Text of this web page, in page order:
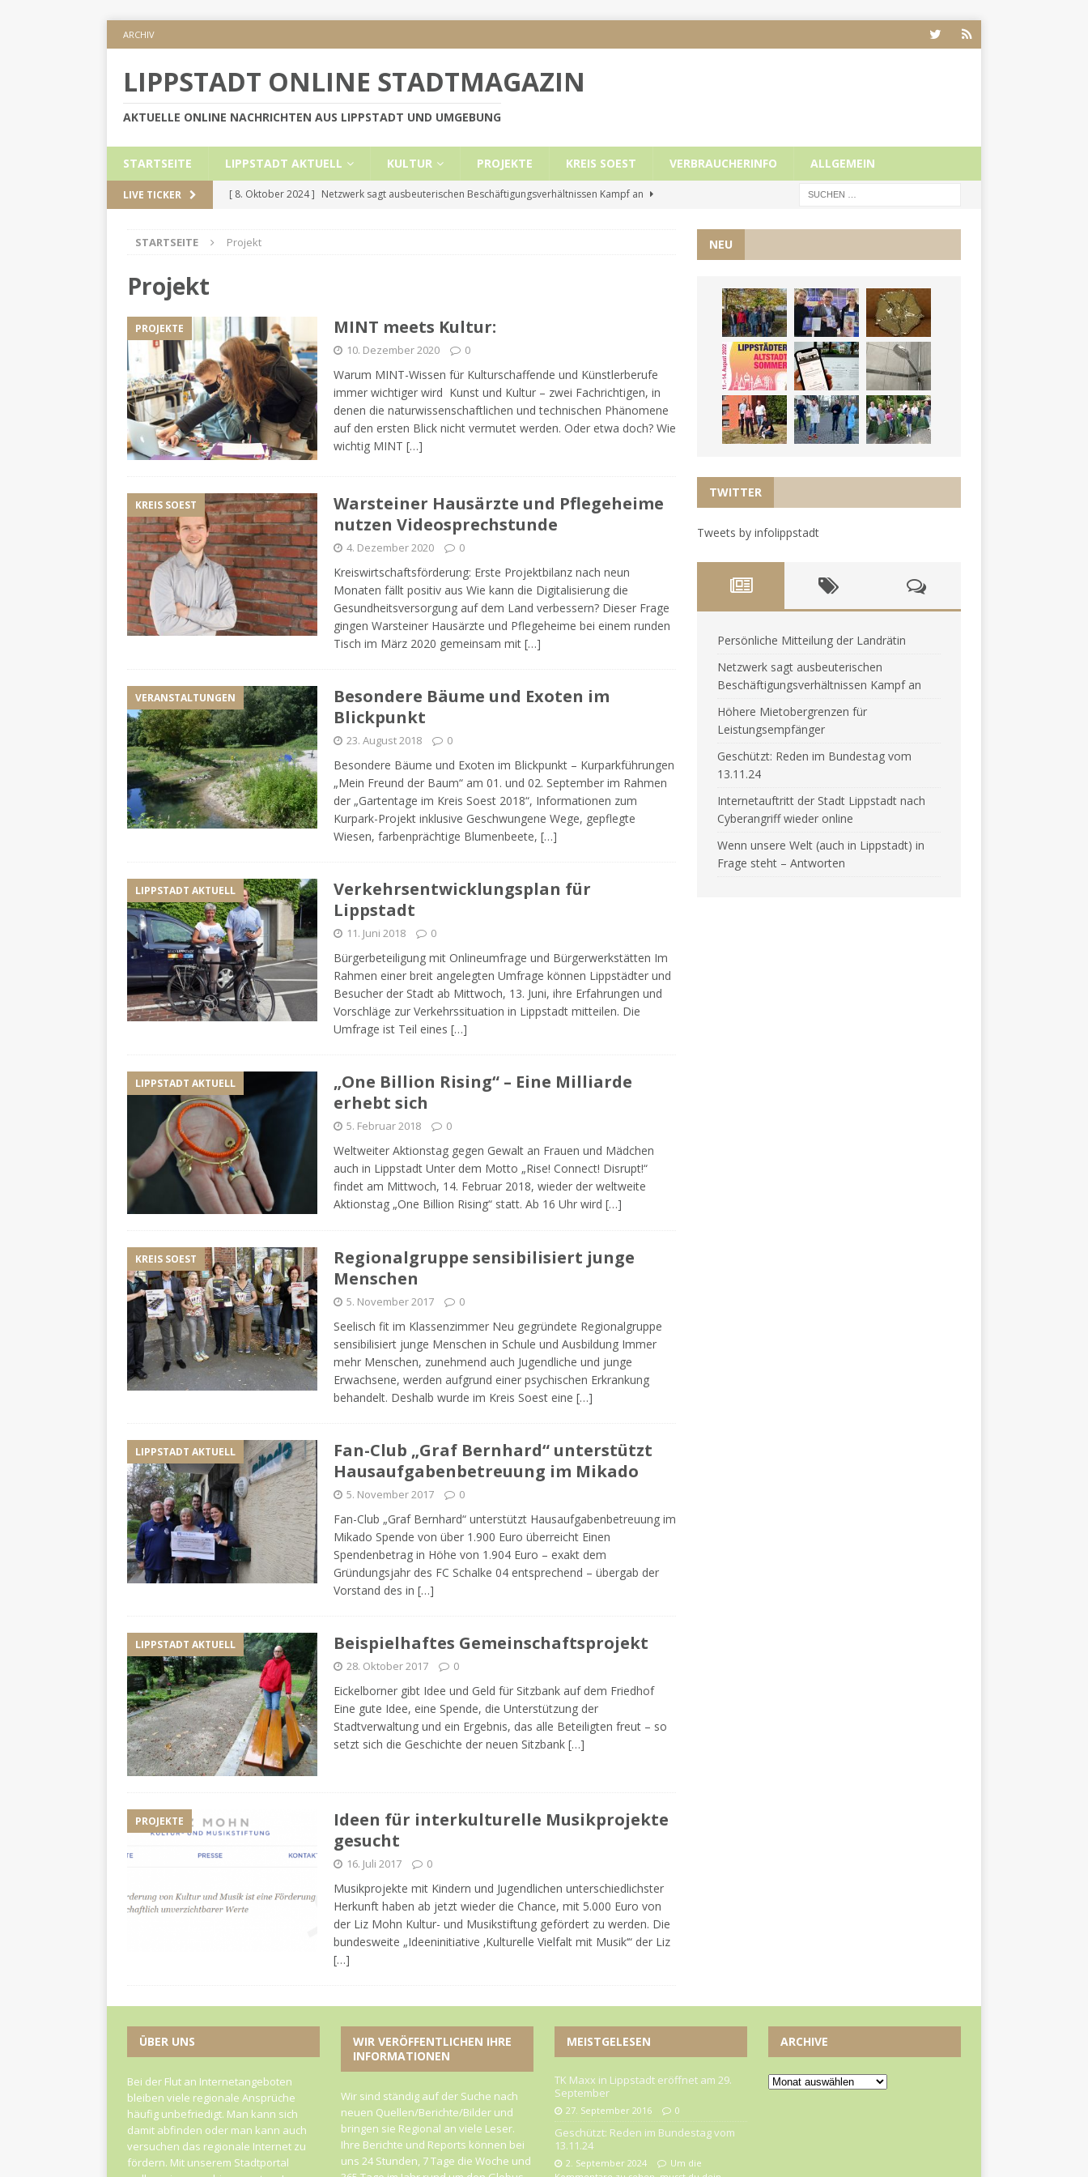
ARCHIV
LIPPSTADT ONLINE STADTMAGAZIN
AKTUELLE ONLINE NACHRICHTEN AUS LIPPSTADT UND UMGEBUNG
STARTSEITE LIPPSTADT AKTUELL KULTUR PROJEKTE KREIS SOEST VERBRAUCHERINFO ALLGEMEIN
LIVE TICKER [ 8. Oktober 2024 ] Netzwerk sagt ausbeuterischen Beschäftigungsverhältnissen Kampf an
[ 5. September 2024 ]
LIPPSTADT AKTUELL
[ 1. November 2024 ]
Persönliche Mitteilung der Landrätin
STARTSEITE Projekt
Projekt
PROJEKTE MINT meets Kultur:
10. Dezember 2020 0
Warum MINT-Wissen für Kulturschaffende und Künstlerberufe
immer wichtiger wird Kunst und Kultur – zwei Fachrichtigen, in
denen die naturwissenschaftlichen und technischen Phänomene
auf den ersten Blick nicht vermutet werden. Oder etwa doch? Wie
wichtig MINT […]
KREIS SOEST
Warsteiner Hausärzte und Pflegeheime
nutzen Videosprechstunde
4. Dezember 2020 0
Kreiswirtschaftsförderung: Erste Projektbilanz nach neun
Monaten fällt positiv aus Wie kann die Digitalisierung die
Gesundheitsversorgung auf dem Land verbessern? Dieser Frage
gingen Warsteiner Hausärzte und Pflegeheime bei einem runden
Tisch im März 2020 gemeinsam mit […]
VERANSTALTUNGEN
Besondere Bäume und Exoten im
Blickpunkt
23. August 2018 0
Besondere Bäume und Exoten im Blickpunkt – Kurparkführungen
„Mein Freund der Baum“ am 01. und 02. September im Rahmen
der „Gartentage im Kreis Soest 2018“, Informationen zum
Kurpark-Projekt inklusive Geschwungene Wege, gepflegte
Wiesen, farbenprächtige Blumenbeete, […]
LIPPSTADT AKTUELL
Verkehrsentwicklungsplan für
Lippstadt
11. Juni 2018 0
Bürgerbeteiligung mit Onlineumfrage und Bürgerwerkstätten Im
Rahmen einer breit angelegten Umfrage können Lippstädter und
Besucher der Stadt ab Mittwoch, 13. Juni, ihre Erfahrungen und
Vorschläge zur Verkehrssituation in Lippstadt mitteilen. Die
Umfrage ist Teil eines […]
LIPPSTADT AKTUELL
„One Billion Rising“ – Eine Milliarde
erhebt sich
5. Februar 2018 0
Weltweiter Aktionstag gegen Gewalt an Frauen und Mädchen
auch in Lippstadt Unter dem Motto „Rise! Connect! Disrupt!“
findet am Mittwoch, 14. Februar 2018, wieder der weltweite
Aktionstag „One Billion Rising“ statt. Ab 16 Uhr wird […]
KREIS SOEST
Regionalgruppe sensibilisiert junge
Menschen
5. November 2017 0
Seelisch fit im Klassenzimmer Neu gegründete Regionalgruppe
sensibilisiert junge Menschen in Schule und Ausbildung Immer
mehr Menschen, zunehmend auch Jugendliche und junge
Erwachsene, werden aufgrund einer psychischen Erkrankung
behandelt. Deshalb wurde im Kreis Soest eine […]
LIPPSTADT AKTUELL
Fan-Club „Graf Bernhard“ unterstützt
Hausaufgabenbetreuung im Mikado
5. November 2017 0
Fan-Club „Graf Bernhard“ unterstützt Hausaufgabenbetreuung im
Mikado Spende von über 1.900 Euro überreicht Einen
Spendenbetrag in Höhe von 1.904 Euro – exakt dem
Gründungsjahr des FC Schalke 04 entsprechend – übergab der
Vorstand des in […]
LIPPSTADT AKTUELL Beispielhaftes Gemeinschaftsprojekt
28. Oktober 2017 0
Eickelborner gibt Idee und Geld für Sitzbank auf dem Friedhof
Eine gute Idee, eine Spende, die Unterstützung der
Stadtverwaltung und ein Ergebnis, das alle Beteiligten freut – so
setzt sich die Geschichte der neuen Sitzbank […]
PROJEKTE
Ideen für interkulturelle Musikprojekte
gesucht
16. Juli 2017 0
Musikprojekte mit Kindern und Jugendlichen unterschiedlichster
Herkunft haben ab jetzt wieder die Chance, mit 5.000 Euro von
der Liz Mohn Kultur- und Musikstiftung gefördert zu werden. Die
bundesweite „Ideeninitiative ‚Kulturelle Vielfalt mit Musik‘“ der Liz
[…]
NEU
TWITTER
Tweets by infolippstadt
Persönliche Mitteilung der Landrätin
Netzwerk sagt ausbeuterischen
Beschäftigungsverhältnissen Kampf an
Höhere Mietobergrenzen für
Leistungsempfänger
Geschützt: Reden im Bundestag vom
13.11.24
Internetauftritt der Stadt Lippstadt nach
Cyberangriff wieder online
Wenn unsere Welt (auch in Lippstadt) in
Frage steht – Antworten
ÜBER UNS
Bei der Flut an Internetangeboten
bleiben viele regionale Ansprüche
häufig unbefriedigt. Man kann sich
damit abfinden oder man kann auch
versuchen das regionale Internet zu
fördern. Mit unserem Stadtportal
WIR VERÖFFENTLICHEN IHRE
INFORMATIONEN
Wir sind ständig auf der Suche nach
neuen Quellen/Berichte/Bilder und
bringen sie Regional an viele Leser.
Ihre Berichte und Reports können bei
uns 24 Stunden, 7 Tage die Woche und
MEISTGELESEN
TK Maxx in Lippstadt eröffnet am 29.
September
27. September 2016 0
Geschützt: Reden im Bundestag vom
13.11.24
2. September 2024
Um die
ARCHIVE